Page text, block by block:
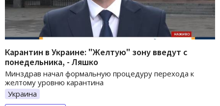
Карантин в Украине: "Желтую" зону введут с
понедельника, - Ляшко
Минздрав начал формальную процедуру перехода к
желтому уровню карантина
Украина